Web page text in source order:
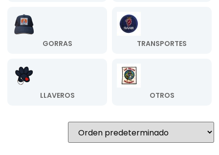
GORRAS TRANSPORTES
LLAVEROS OTROS